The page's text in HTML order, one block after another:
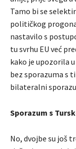
Tamo bi se
političkog
nastavilo s
tu svrhu EU već
kako je upozorila
bez sporazuma s
bilateralni
Sporazum s
No, dvojbe su još